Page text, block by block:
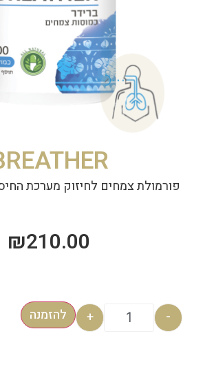
פורמולת צמחים לחיזוק מערכת
₪210.00
-
+ להזמנה